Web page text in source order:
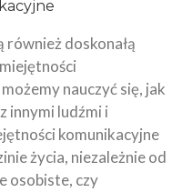
doskonałą
nauczyć się, jak
innymi ludźmi i
komunikacyjne
życia, niezależnie od
osobiste, czy